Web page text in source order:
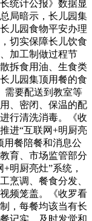
统计公报》数据显
局暗示，长儿园集
儿园食物平安办理
切实保障长儿饮食
加工制做过程节
拆食用油、生食类
儿园集顶用餐的食
需要配送到教室等
、密闭、保温的配
行清洗消毒。《收
进“互联网+明厨亮
用餐陪餐和消息公
育、市场监管部分
明厨亮灶”系统，
烹调、餐食分发、
频笼盖。《收罗看
，每餐均该当有长
记实，及时发觉和